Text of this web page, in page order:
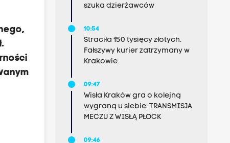
szuka dzierżawców
10:54
Straciła 150 tysięcy złotych.
Fałszywy kurier zatrzymany w
Krakowie
09:47
Wisła Kraków gra o kolejną
wygraną u siebie. TRANSMISJA
MECZU Z WISŁĄ PŁOCK
09:46